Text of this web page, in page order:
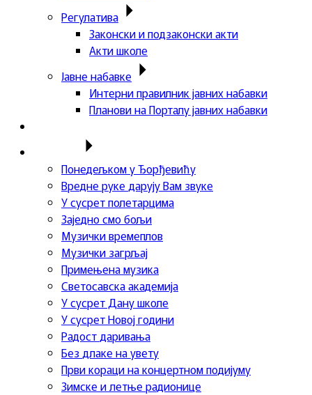
Регулатива
Законски и подзаконски акти
Акти школе
Јавне набавке
Интерни правилник јавних набавки
Планови на Порталу јавних набавки
Понедељком у Ђорђевићу
Вредне руке дарују Вам звуке
У сусрет полетарцима
Заједно смо бољи
Музички времеплов
Музички загрљај
Примењена музика
Светосавска академија
У сусрет Дану школе
У сусрет Новој години
Радост даривања
Без длаке на увету
Први кораци на концертном подијуму
Зимске и летње радионице